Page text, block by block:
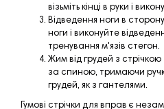
візьміть кінці в руки і
Відведення ноги в
ноги і виконуйте
тренування м'язів стегон.
Жим від грудей з стрічкою
за спиною, тримаючи
грудей, як з гантелями.
Гумові стрічки для вправ є